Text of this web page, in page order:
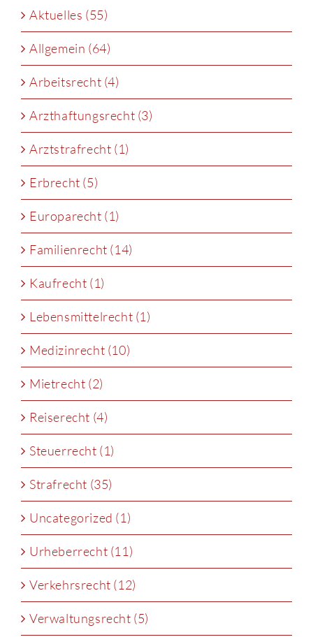
Aktuelles (55)
Allgemein (64)
Arbeitsrecht (4)
Arzthaftungsrecht (3)
Arztstrafrecht (1)
Erbrecht (5)
Europarecht (1)
Familienrecht (14)
Kaufrecht (1)
Lebensmittelrecht (1)
Medizinrecht (10)
Mietrecht (2)
Reiserecht (4)
Steuerrecht (1)
Strafrecht (35)
Uncategorized (1)
Urheberrecht (11)
Verkehrsrecht (12)
Verwaltungsrecht (5)